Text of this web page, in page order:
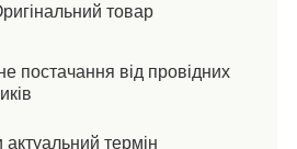
товар
постачання від провідних
термін